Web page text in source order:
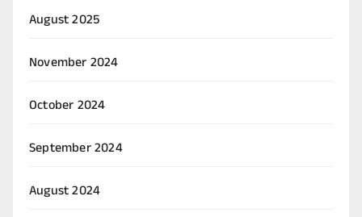
August 2025
November 2024
October 2024
September 2024
August 2024